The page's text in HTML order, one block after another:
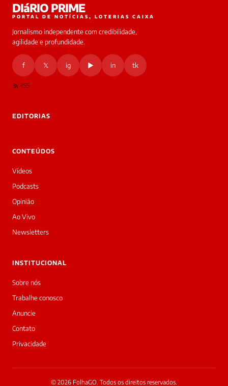
DIáRIO PRIME
PORTAL DE NOTÍCIAS, LOTERIAS CAIXA
Jornalismo independente com credibilidade,
agilidade e profundidade.
f 𝕏 ig ▶ in tk
RSS
EDITORIAS
CONTEÚDOS
Vídeos
Podcasts
Opinião
Ao Vivo
Newsletters
INSTITUCIONAL
Sobre nós
Trabalhe conosco
Anuncie
Contato
Privacidade
© 2026 FolhaGO. Todos os direitos reservados.